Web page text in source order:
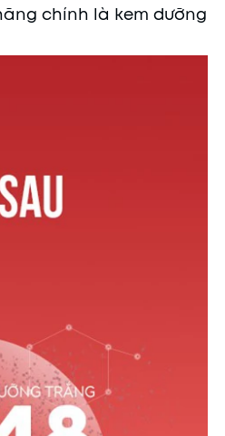
chính là kem dưỡng